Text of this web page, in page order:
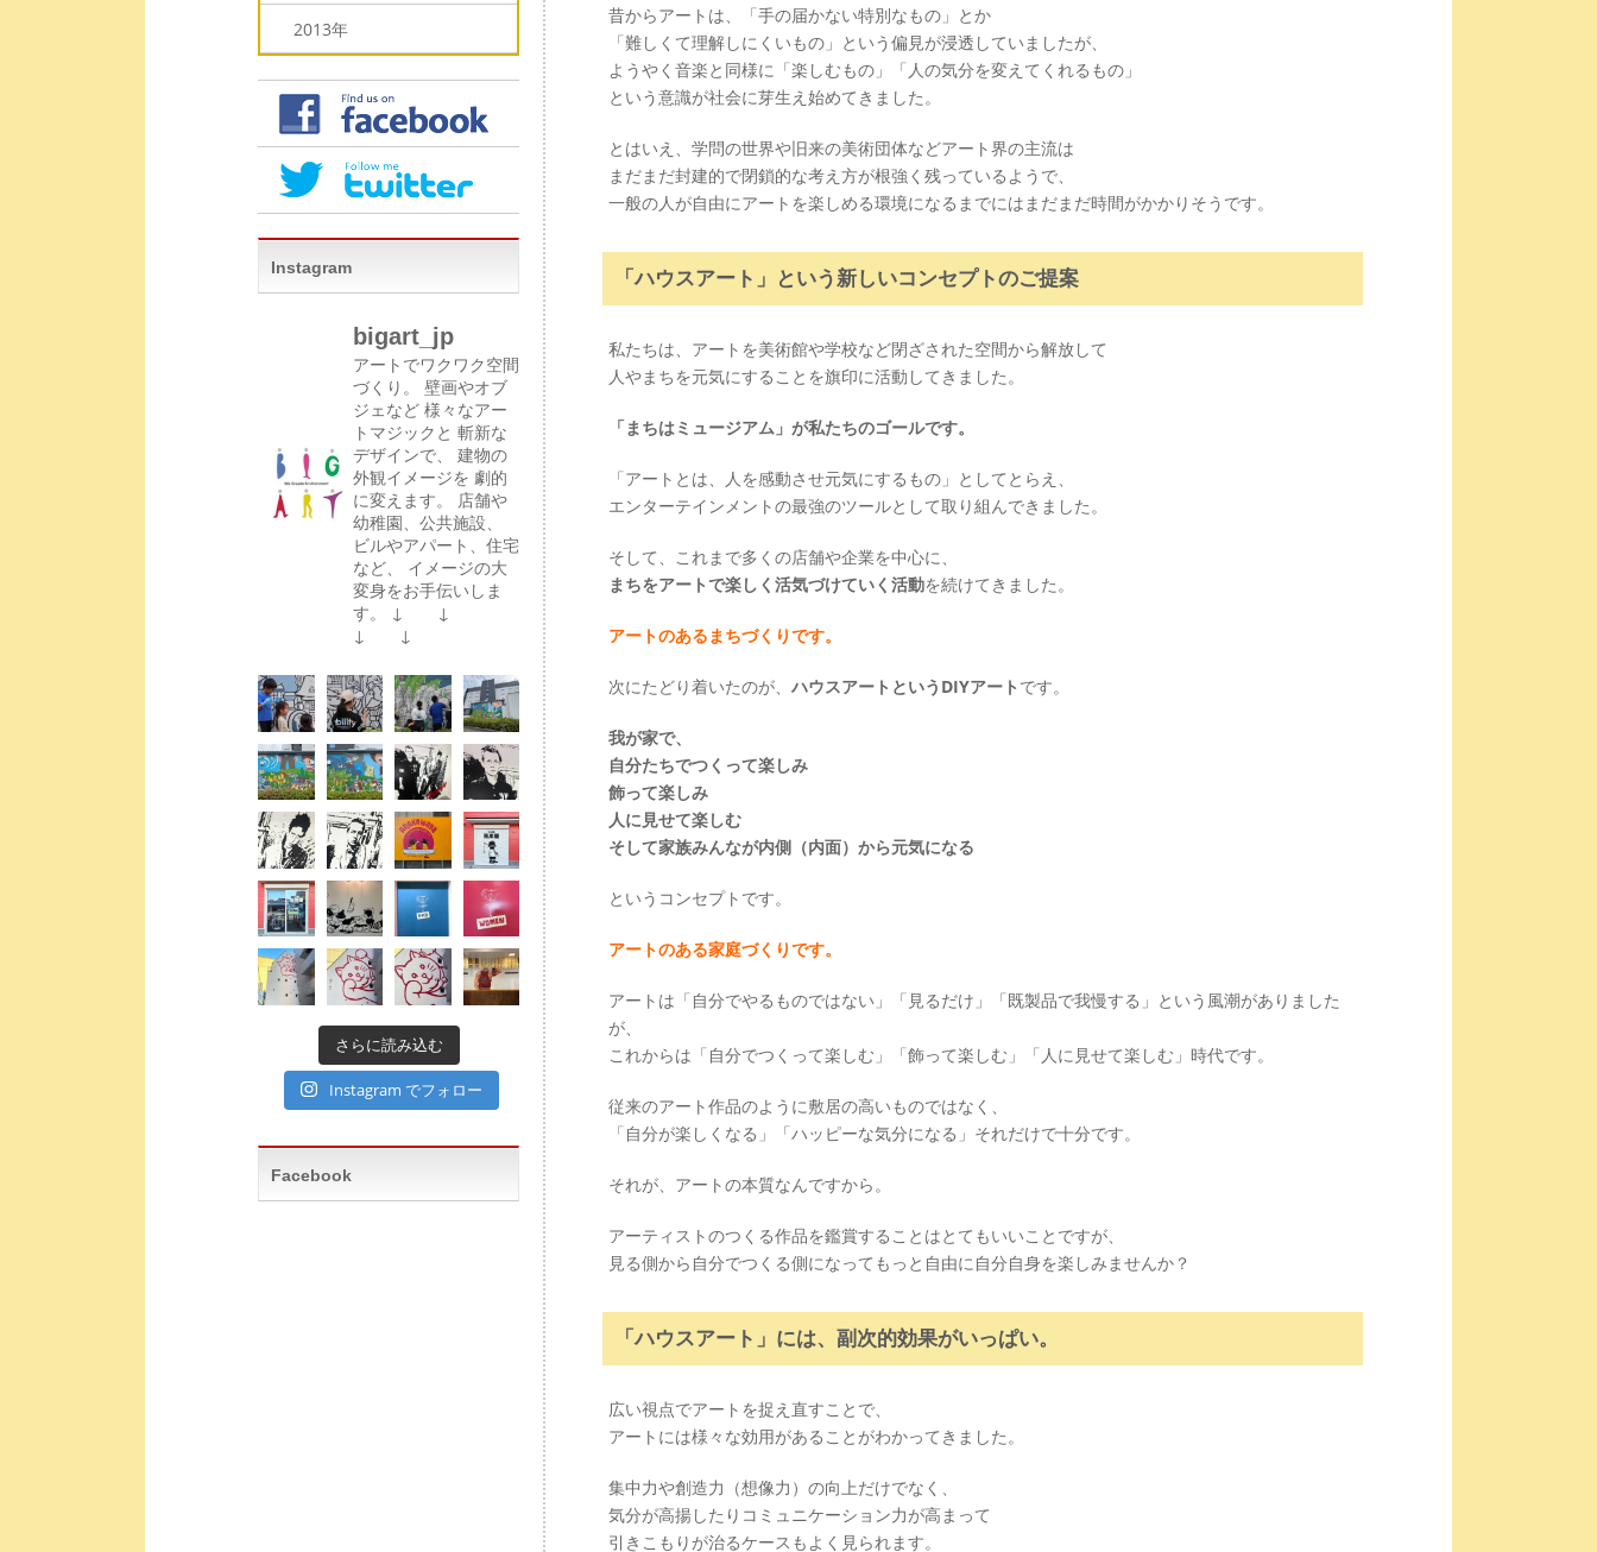
昔からアートは、「手の届かない特別なもの」とか
「難しくて理解しにくいもの」という偏見が浸透していましたが、
ようやく音楽と同様に「楽しむもの」「人の気分を変えてくれるもの」
という意識が社会に芽生え始めてきました。
とはいえ、学問の世界や旧来の美術団体などアート界の主流は
まだまだ封建的で閉鎖的な考え方が根強く残っているようで、
一般の人が自由にアートを楽しめる環境になるまでにはまだまだ時間がかかりそうです。
「ハウスアート」という新しいコンセプトのご提案
私たちは、アートを美術館や学校など閉ざされた空間から解放して
人やまちを元気にすることを旗印に活動してきました。
「まちはミュージアム」が私たちのゴールです。
「アートとは、人を感動させ元気にするもの」としてとらえ、
エンターテインメントの最強のツールとして取り組んできました。
そして、これまで多くの店舗や企業を中心に、
まちをアートで楽しく活気づけていく活動を続けてきました。
アートのあるまちづくりです。
次にたどり着いたのが、 ハウスアートというDIYアート です。
我が家で、
自分たちでつくって楽しみ
飾って楽しみ
人に見せて楽しむ
そして家族みんなが内側（内面）から元気になる
というコンセプトです。
アートのある家庭づくりです。
アートは「自分でやるものではない」「見るだけ」「既製品で我慢する」という風潮がありました
が、
これからは「自分でつくって楽しむ」「飾って楽しむ」「人に見せて楽しむ」時代です。
従来のアート作品のように敷居の高いものではなく、
「自分が楽しくなる」「ハッピーな気分になる」それだけで十分です。
それが、アートの本質なんですから。
アーティストのつくる作品を鑑賞することはとてもいいことですが、
見る側から自分でつくる側になってもっと自由に自分自身を楽しみませんか？
「ハウスアート」には、副次的効果がいっぱい。
広い視点でアートを捉え直すことで、
アートには様々な効用があることがわかってきました。
集中力や創造力（想像力）の向上だけでなく、
気分が高揚したりコミュニケーション力が高まって
引きこもりが治るケースもよく見られます。
2013年
Instagram
bigart_jp
アートでワクワク空間
づくり。
壁画やオブ
ジェなど 様々なアー
トマジックと 斬新な
デザインで、
建物の
外観イメージを 劇的
に変えます。
店舗や
幼稚園、公共施設、
ビルやアパート、住宅
など、
イメージの大
変身をお手伝いしま
す。
↓ ↓
↓ ↓
さらに読み込む
Instagram でフォロー
Facebook